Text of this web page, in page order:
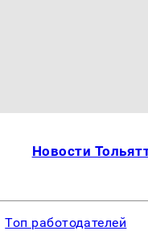
Новости
Топ работодателей